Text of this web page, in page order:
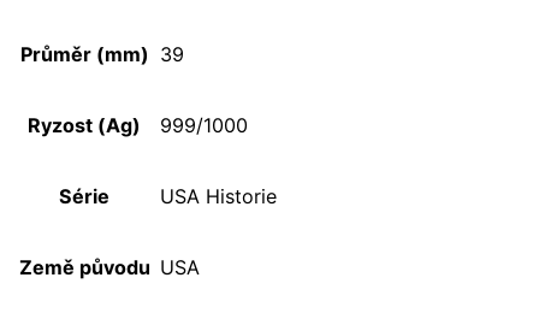
Průměr (mm) 39
Ryzost (Ag) 999/1000
Série USA Historie
Země původu USA